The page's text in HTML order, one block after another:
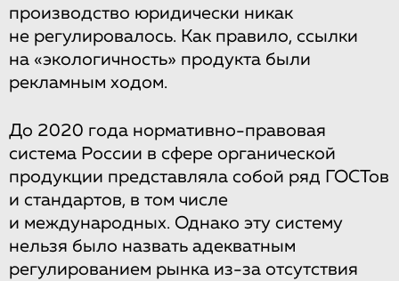
производство юридически никак
не регулировалось. Как правило, ссылки
на «экологичность» продукта были
рекламным ходом.
До 2020 года нормативно-правовая
система России в сфере органической
продукции представляла собой ряд ГОСТов
и стандартов, в том числе
и международных. Однако эту систему
нельзя было назвать адекватным
регулированием рынка из-за отсутствия